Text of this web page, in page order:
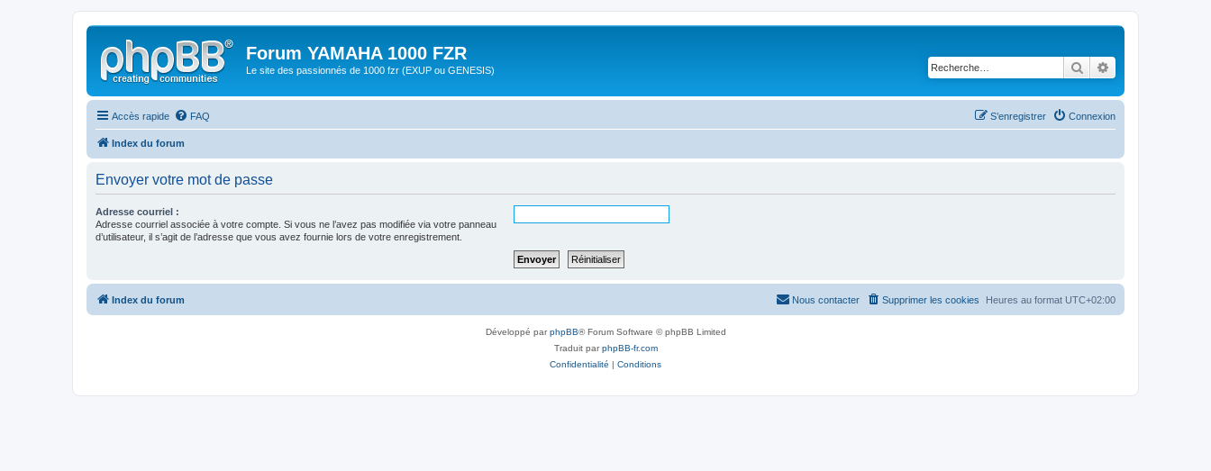
Forum YAMAHA 1000 FZR
Le site des passionnés de 1000 fzr (EXUP ou GENESIS) Rechercher
Accès rapide FAQ Connexion
S’enregistrer
Index du forum
Envoyer votre mot de passe
Adresse courriel :
Adresse courriel associée à votre compte. Si vous ne l’avez pas modifiée via votre panneau
d’utilisateur, il s’agit de l’adresse que vous avez fournie lors de votre enregistrement.
Index du forum Heures au format UTC+02:00
Supprimer les cookies
Nous contacter
Développé parphpBB® Forum Software © phpBB Limited
Traduit parphpBB-fr.com
Confidentialité | Conditions